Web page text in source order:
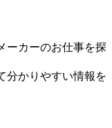
ーカーのお仕事を探
分かりやすい情報を